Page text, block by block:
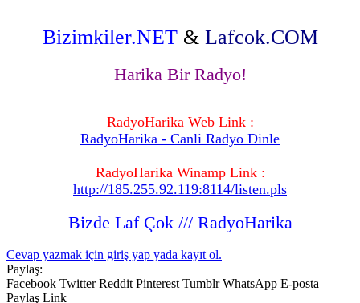
Bizimkiler.NET & Lafcok.COM
Harika Bir Radyo!
RadyoHarika Web Link :
RadyoHarika - Canli Radyo Dinle
RadyoHarika Winamp Link :
http://185.255.92.119:8114/listen.pls
Bizde Laf Çok /// RadyoHarika
Cevap yazmak için giriş yap yada kayıt ol.
Paylaş:
Facebook Twitter Reddit Pinterest Tumblr WhatsApp E-posta
Paylaş Link